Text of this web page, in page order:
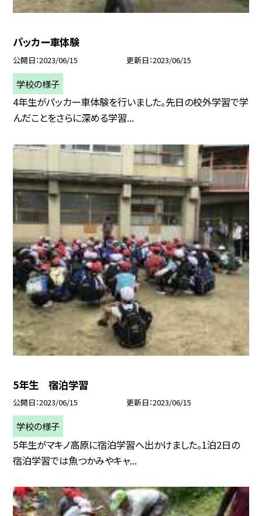
パッカー車体験
公開日 2023/06/15 更新日 2023/06/15
学校の様子
4年生がパッカー車体験を行いました。先日の校外学習で学
んだことをさらに深める学習...
5年生 宿泊学習
公開日 2023/06/15 更新日 2023/06/15
学校の様子
5年生がマキノ高原に宿泊学習へ出かけました。1泊2日の
宿泊学習では魚つかみやキャ...